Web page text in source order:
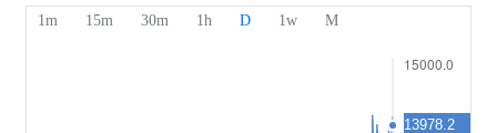
고객 자금 보호
Bahasa Melayu